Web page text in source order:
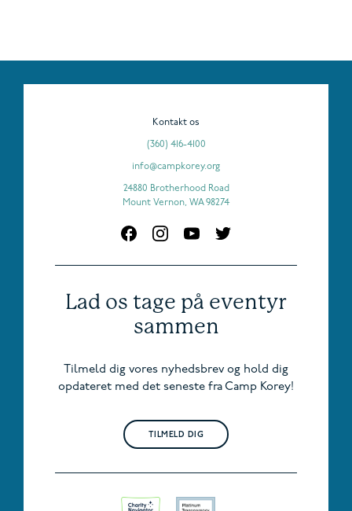
Lad os tage på eventyr
sammen
Tilmeld dig vores nyhedsbrev og hold dig
opdateret med det seneste fra Camp Korey!
TILMELD DIG
Kontakt os
(360) 416-4100
info@campkorey.org
24880 Brotherhood Road
Mount Vernon, WA 98274